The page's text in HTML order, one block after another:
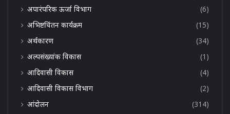
अपारंपरिक ऊर्जा विभाग
(6)
अभिष्टचिंतन कार्यक्रम
(15)
अर्थकारण
(34)
अल्पसंख्यांक विकास
(1)
आदिवासी विकास
(4)
आदिवासी विकास विभाग
(2)
आंदोलन
(314)